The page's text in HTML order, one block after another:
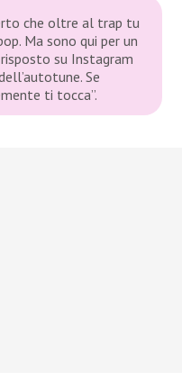
che oltre al trap tu
Ma sono qui per un
su Instagram
Se
ti tocca”.